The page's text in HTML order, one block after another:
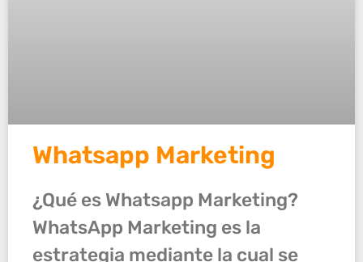
Whatsapp Marketing
¿Qué es Whatsapp Marketing?
WhatsApp Marketing es la
estrategia mediante la cual se